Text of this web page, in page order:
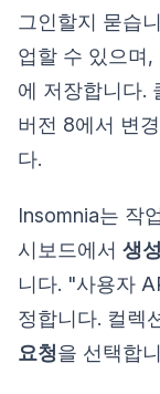
그인할지 묻습
업할 수 있으며
에 저장합니다.
버전 8에서 변
다.
Insomnia는 작
시보드에서 생성
니다. "사용자
정합니다. 컬렉
요청을 선택합